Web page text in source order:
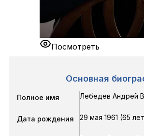
Посмотреть
Основная
Полное имя Лебедев Андрей
Дата рождения 29 мая 1961 (65